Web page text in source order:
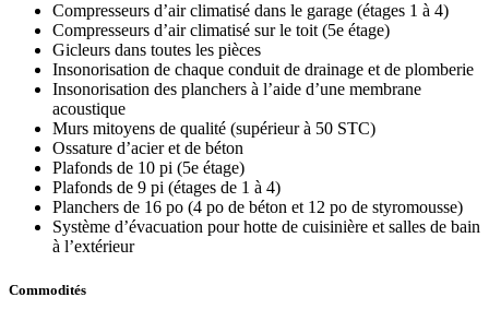
Compresseurs d’air climatisé dans le garage (étages 1 à 4)
Compresseurs d’air climatisé sur le toit (5e étage)
Gicleurs dans toutes les pièces
Insonorisation de chaque conduit de drainage et de plomberie
Insonorisation des planchers à l’aide d’une membrane
acoustique
Murs mitoyens de qualité (supérieur à 50 STC)
Ossature d’acier et de béton
Plafonds de 10 pi (5e étage)
Plafonds de 9 pi (étages de 1 à 4)
Planchers de 16 po (4 po de béton et 12 po de styromousse)
Système d’évacuation pour hotte de cuisinière et salles de bain
à l’extérieur
Commodités